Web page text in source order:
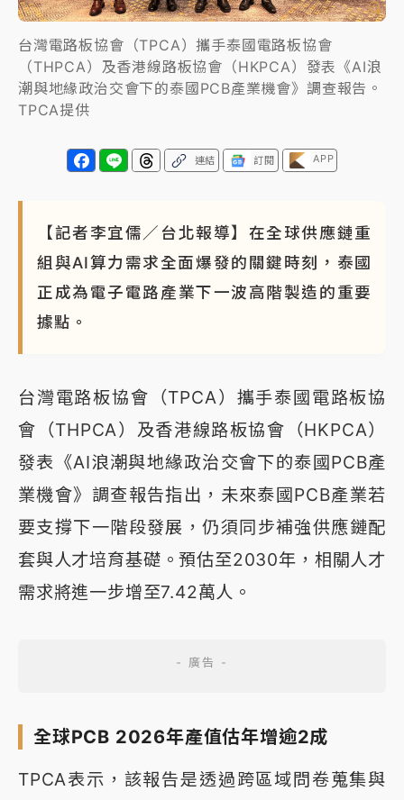
周末精選｜ 跨境網購族注意！EZ Way若改由政府委
任 預算難關如何解？
蔣萬安的建中同學！47歲法律學霸戰桃園 公開上任首
要3件事
台灣電路板協會（TPCA）攜手泰國電路板協會
（THPCA）及香港線路板協會（HKPCA）發表《AI浪
潮與地緣政治交會下的泰國PCB產業機會》調查報告。
TPCA提供
連結 訂閱 APP
【記者李宜儒／台北報導】在全球供應鏈重
組與AI算力需求全面爆發的關鍵時刻，泰國
正成為電子電路產業下一波高階製造的重要
據點。
台灣電路板協會（TPCA）攜手泰國電路板協
會（THPCA）及香港線路板協會（HKPCA）
發表《AI浪潮與地緣政治交會下的泰國PCB產
業機會》調查報告指出，未來泰國PCB產業若
要支撐下一階段發展，仍須同步補強供應鏈配
套與人才培育基礎。預估至2030年，相關人才
需求將進一步增至7.42萬人。
全球PCB 2026年產值估年增逾2成
TPCA表示，該報告是透過跨區域問卷蒐集與